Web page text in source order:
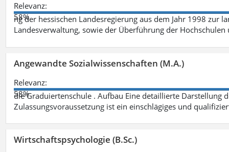
Relevanz:
58%
ng der hessischen Landesregierung aus dem Jahr 1998 zur
Landesverwaltung, sowie der Überführung der
Angewandte Sozialwissenschaften (M.A.)
Relevanz:
58%
die Graduiertenschule . Aufbau Eine detaillierte Darstellung
Zulassungsvoraussetzung ist ein einschlägiges und
Wirtschaftspsychologie (B.Sc.)